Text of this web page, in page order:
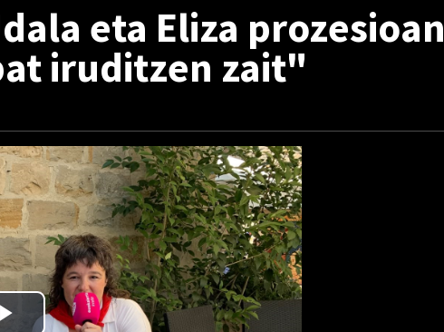
eta Eliza prozesioan
iruditzen zait"